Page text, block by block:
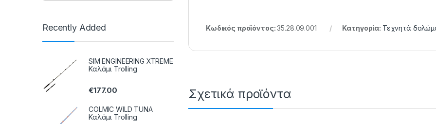
Κωδικός προϊόντος:35.28.09.001 Κατηγορία: Τεχνητά
Σχετικά προϊόντα
Recently Added
SIM ENGINEERING XTREME
Καλάμι Trolling
€177.00
COLMIC WILD TUNA
Καλάμι Trolling